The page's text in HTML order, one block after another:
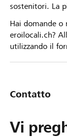
sostenitori. La
Hai domande
eroilocali.ch?
utilizzando il
Contatto
Vi